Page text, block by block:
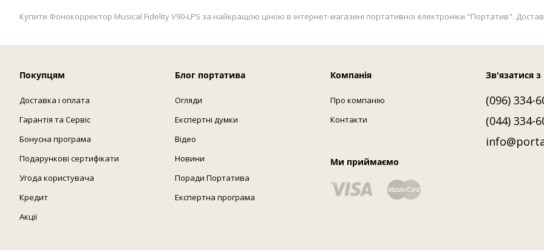
Купити Фонокорректор Musical Fidelity V90-LPS за найкращою ціною в інтернет-магазині портативної електроніки "Портатив".
Покупцям
Доставка і оплата
Гарантія та Сервіс
Бонусна програма
Подарункові сертифікати
Угода користувача
Кредит
Акції
Блог портатива
Огляди
Експертні думки
Відео
Новини
Поради Портатива
Експертна програма
Компанія
Про компанію
Контакти
Ми приймаємо
Зв'язатися
(096) 334-
(044) 334-